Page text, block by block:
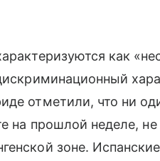
как
отметили, что ни
на прошлой неделе,
зоне.